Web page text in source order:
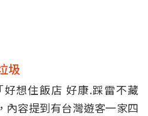
圾
「好想住飯店 好康.踩雷不藏
內容提到有台灣遊客一家四